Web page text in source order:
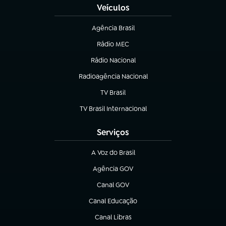
Veículos
Agência Brasil
(abre em nova aba)
Rádio MEC
Rádio Nacional
(abre em nova aba)
Radioagência Nacional
(abre em nova aba)
TV Brasil
(abre em nova aba)
TV Brasil Internacional
(abre em nova aba)
Serviços
A Voz do Brasil
(abre em nova aba)
Agência GOV
(abre em nova aba)
Canal GOV
(abre em nova aba)
Canal Educação
(abre em nova aba)
Canal Libras
(abre em nova aba)